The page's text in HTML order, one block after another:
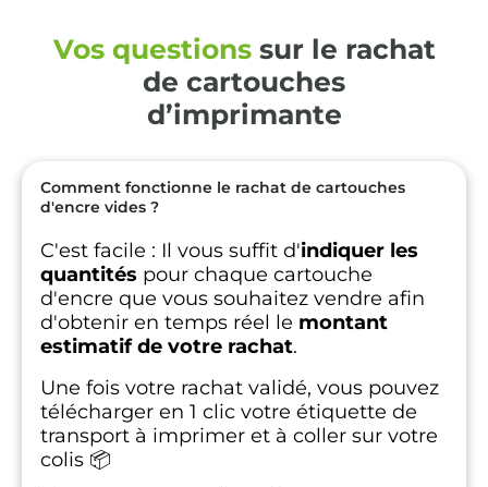
Vos questionssur le rachat
de cartouches
d’imprimante
Comment fonctionne le rachat de cartouches
d'encre vides ?
C'est facile : Il vous suffit d'indiquer les
quantités pour chaque cartouche
d'encre que vous souhaitez vendre afin
d'obtenir en temps réel le montant
estimatif de votre rachat.
Une fois votre rachat validé, vous pouvez
télécharger en 1 clic votre étiquette de
transport à imprimer et à coller sur votre
colis 📦